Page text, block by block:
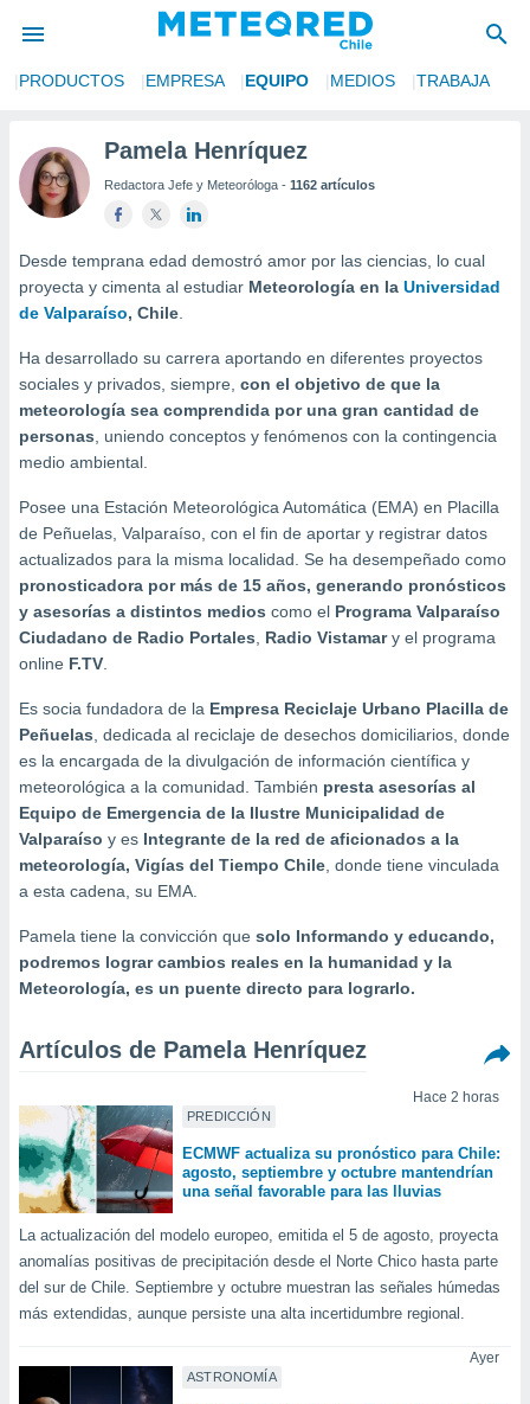
por
para
que se
a este
las
y
forma
digital
permite
seguir
botón
todas
ya sean
nuestros
y análisis
en
como
y
más
nuestra
y
de
CONTINUAR
CONFIGURACIÓN
PRODUCTOS EMPRESA EQUIPO MEDIOS TRABAJA
Pamela Henríquez
Redactora Jefe y Meteoróloga - 1162 artículos
Desde temprana edad demostró amor por las ciencias, lo cual
proyecta y cimenta al estudiar Meteorología en la Universidad
de Valparaíso, Chile.
Ha desarrollado su carrera aportando en diferentes proyectos
sociales y privados, siempre, con el objetivo de que la
meteorología sea comprendida por una gran cantidad de
personas, uniendo conceptos y fenómenos con la contingencia
medio ambiental.
Posee una Estación Meteorológica Automática (EMA) en Placilla
de Peñuelas, Valparaíso, con el fin de aportar y registrar datos
actualizados para la misma localidad. Se ha desempeñado como
pronosticadora por más de 15 años, generando pronósticos
y asesorías a distintos medios como el Programa Valparaíso
Ciudadano de Radio Portales, Radio Vistamary el programa
online F.TV.
Es socia fundadora de la Empresa Reciclaje Urbano Placilla de
Peñuelas, dedicada al reciclaje de desechos domiciliarios, donde
es la encargada de la divulgación de información científica y
meteorológica a la comunidad. También presta asesorías al
Equipo de Emergencia de la Ilustre Municipalidad de
Valparaíso y es Integrante de la red de aficionados a la
meteorología, Vigías del Tiempo Chile, donde tiene vinculada
a esta cadena, su EMA.
Pamela tiene la convicción que solo Informando y educando,
podremos lograr cambios reales en la humanidad y la
Meteorología, es un puente directo para lograrlo.
Artículos de Pamela Henríquez
PREDICCIÓN
Hace 2 horas
ECMWF actualiza su pronóstico para Chile:
agosto, septiembre y octubre mantendrían
una señal favorable para las lluvias
La actualización del modelo europeo, emitida el 5 de agosto, proyecta
anomalías positivas de precipitación desde el Norte Chico hasta parte
del sur de Chile. Septiembre y octubre muestran las señales húmedas
más extendidas, aunque persiste una alta incertidumbre regional.
ASTRONOMÍA
Ayer